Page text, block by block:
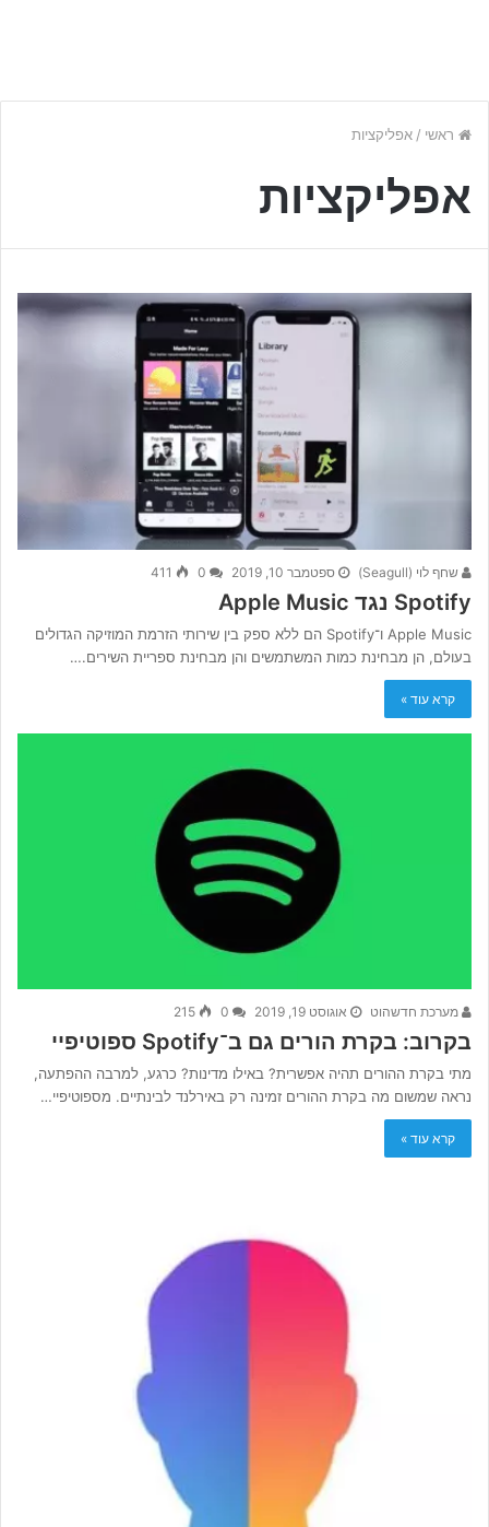
ראשי / אפליקציות
אפליקציות
שחף לוי (Seagull) ספטמבר 10, 2019 0
411
Spotify נגד Apple Music
Apple Music ו־Spotify הם ללא ספק בין שירותי הזרמת המוזיקה הגדולים
בעולם, הן מבחינת כמות המשתמשים והן מבחינת ספריית השירים.…
קרא עוד »
מערכת חדשהוט אוגוסט 19, 2019 0
215
בקרוב: בקרת הורים גם ב־Spotify ספוטיפיי
מתי בקרת ההורים תהיה אפשרית? באילו מדינות? כרגע, למרבה ההפתעה,
נראה שמשום מה בקרת ההורים זמינה רק באירלנד לבינתיים. מספוטיפיי…
קרא עוד »